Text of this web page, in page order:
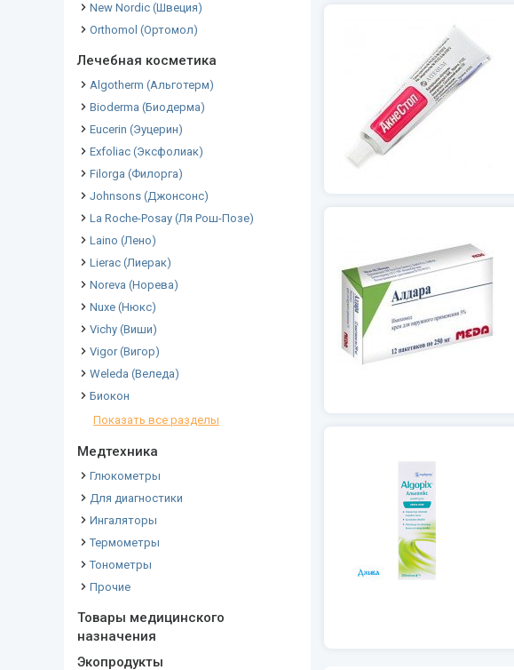
New Nordic (Швеция)
Orthomol (Ортомол)
Лечебная косметика
Algotherm (Альготерм)
Bioderma (Биодерма)
Eucerin (Эуцерин)
Exfoliac (Эксфолиак)
Filorga (Филорга)
Johnsons (Джонсонс)
La Roche-Posay (Ля Рош-Позе)
Laino (Лено)
Lierac (Лиерак)
Noreva (Норева)
Nuxe (Нюкс)
Vichy (Виши)
Vigor (Вигор)
Weleda (Веледа)
Биокон
Показать все разделы
Медтехника
Глюкометры
Для диагностики
Ингаляторы
Термометры
Тонометры
Прочие
Товары медицинского
назначения
Экопродукты